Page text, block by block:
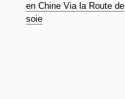
en Chine Via la Route de
soie